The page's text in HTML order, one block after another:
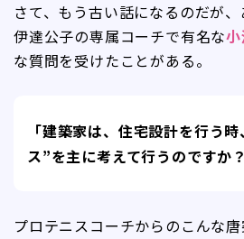
さて、もう古い話になるのだが
伊達公子の専属コーチで有名な
な質問を受けたことがある。
「建築家は、住宅設計を行う
ス”を主に考えて行うのですか？
プロテニスコーチからのこんな